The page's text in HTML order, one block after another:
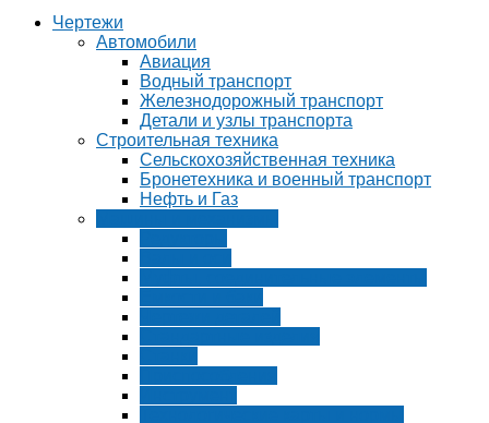
Чертежи
Автомобили
Авиация
Водный транспорт
Железнодорожный транспорт
Детали и узлы транспорта
Строительная техника
Сельскохозяйственная техника
Бронетехника и военный транспорт
Нефть и Газ